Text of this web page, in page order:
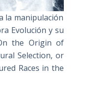
la manipulación
Evolución y su
the Origin of
Selection, or
Races in the